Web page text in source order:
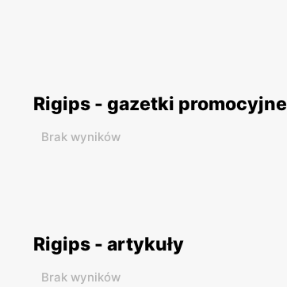
Rigips - gazetki promocyjne
Brak wyników
Rigips - artykuły
Brak wyników